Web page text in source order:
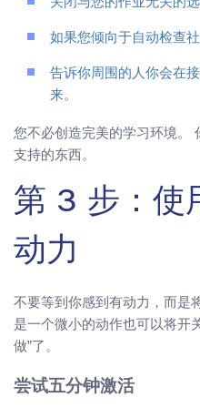
关闭与您的作业无关的选
如果您倾向于自动检查
告诉你周围的人你会在
来。
您不必创造完美的学习环境。
支持的东西。
第 3 步：使
动力
不要等到你感到有动力，而是
是一个微小的动作也可以将开
做”了。
尝试五分钟激活